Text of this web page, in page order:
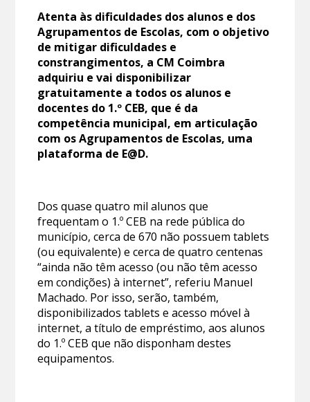
Atenta às dificuldades dos alunos e dos
Agrupamentos de Escolas, com o objetivo
de mitigar dificuldades e
constrangimentos, a CM Coimbra
adquiriu e vai disponibilizar
gratuitamente a todos os alunos e
docentes do 1.º CEB, que é da
competência municipal, em articulação
com os Agrupamentos de Escolas, uma
plataforma de E@D.
Dos quase quatro mil alunos que
frequentam o 1.º CEB na rede pública do
município, cerca de 670 não possuem tablets
(ou equivalente) e cerca de quatro centenas
“ainda não têm acesso (ou não têm acesso
em condições) à internet”, referiu Manuel
Machado. Por isso, serão, também,
disponibilizados tablets e acesso móvel à
internet, a título de empréstimo, aos alunos
do 1.º CEB que não disponham destes
equipamentos.